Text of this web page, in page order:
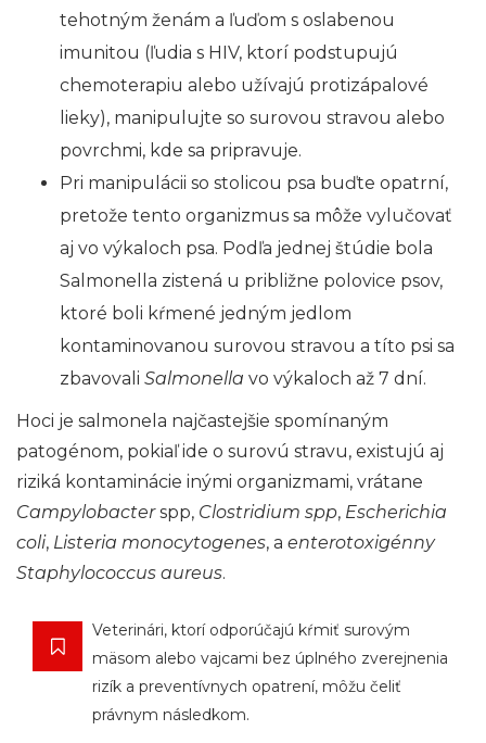
tehotným ženám a ľuďom s oslabenou
imunitou (ľudia s HIV, ktorí podstupujú
chemoterapiu alebo užívajú protizápalové
lieky), manipulujte so surovou stravou alebo
povrchmi, kde sa pripravuje.
Pri manipulácii so stolicou psa buďte opatrní,
pretože tento organizmus sa môže vylučovať
aj vo výkaloch psa. Podľa jednej štúdie bola
Salmonella zistená u približne polovice psov,
ktoré boli kŕmené jedným jedlom
kontaminovanou surovou stravou a títo psi sa
zbavovali Salmonella vo výkaloch až 7 dní.
Hoci je salmonela najčastejšie spomínaným
patogénom, pokiaľ ide o surovú stravu, existujú aj
riziká kontaminácie inými organizmami, vrátane
Campylobacterspp, Clostridium spp, Escherichia
coli, Listeria monocytogenes, a enterotoxigénny
Staphylococcus aureus.
Veterinári, ktorí odporúčajú kŕmiť surovým
mäsom alebo vajcami bez úplného zverejnenia
rizík a preventívnych opatrení, môžu čeliť
právnym následkom.